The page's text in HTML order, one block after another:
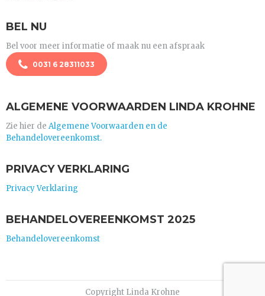
BEL NU
Bel voor meer informatie of maak nu een afspraak
0031 6 28311033
ALGEMENE VOORWAARDEN LINDA KROHNE
Zie hier de Algemene Voorwaarden en de
Behandelovereenkomst.
PRIVACY VERKLARING
Privacy Verklaring
BEHANDELOVEREENKOMST 2025
Behandelovereenkomst
Copyright Linda Krohne